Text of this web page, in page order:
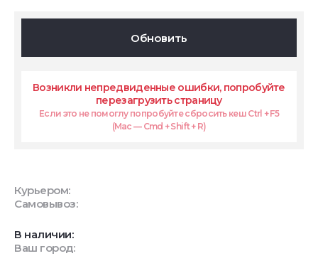
Обновить
Возникли непредвиденные ошибки, попробуйте
перезагрузить страницу
Если это не помоглу попробуйте сбросить кеш Ctrl + F5
(Mac — Cmd + Shift + R)
Курьером:
Самовывоз:
В наличии:
Ваш город: